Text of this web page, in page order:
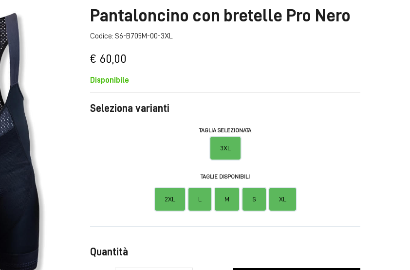
Pantaloncino con bretelle Pro Nero
Codice: S6-B705M-00-3XL
€ 60,00
Disponibile
Seleziona varianti
TAGLIA SELEZIONATA
3XL
TAGLIE DISPONIBILI
2XL L M S XL
Quantità